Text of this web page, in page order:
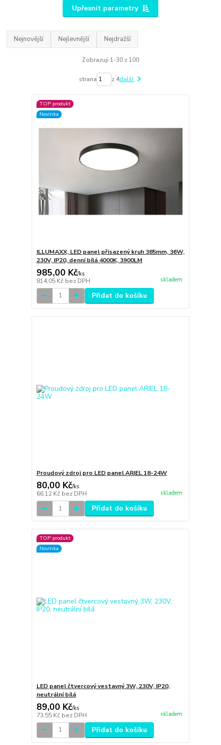
Upřesnit parametry
Nejnovější Nejlevnější Nejdražší
Zobrazuji 1-30 z 100
strana z 4další
TOP produkt
Novinka
ILLUMAXX, LED panel přisazený kruh 385mm, 36W,
230V, IP20, denní bílá 4000K, 3900LM
985,00 Kč/ks
814,05 Kč bez DPH skladem
Přidat do košíku
Proudový zdroj pro LED panel ARIEL 18-24W
80,00 Kč/ks
66,12 Kč bez DPH skladem
Přidat do košíku
TOP produkt
Novinka
LED panel čtvercový vestavný 3W, 230V, IP20,
neutrální bílá
89,00 Kč/ks
73,55 Kč bez DPH skladem
Přidat do košíku